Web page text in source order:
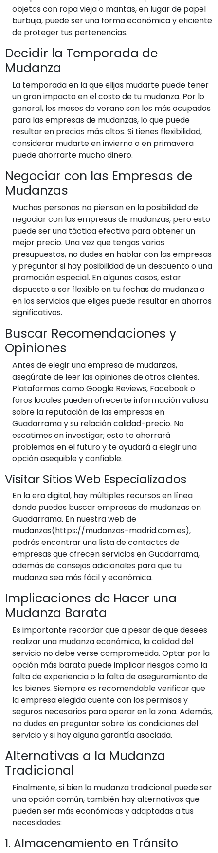
objetos con ropa vieja o mantas, en lugar de papel
burbuja, puede ser una forma económica y eficiente
de proteger tus pertenencias.
Decidir la Temporada de
Mudanza
La temporada en la que elijas mudarte puede tener
un gran impacto en el costo de tu mudanza. Por lo
general, los meses de verano son los más ocupados
para las empresas de mudanzas, lo que puede
resultar en precios más altos. Si tienes flexibilidad,
considerar mudarte en invierno o en primavera
puede ahorrarte mucho dinero.
Negociar con las Empresas de
Mudanzas
Muchas personas no piensan en la posibilidad de
negociar con las empresas de mudanzas, pero esto
puede ser una táctica efectiva para obtener un
mejor precio. Una vez que tengas varios
presupuestos, no dudes en hablar con las empresas
y preguntar si hay posibilidad de un descuento o una
promoción especial. En algunos casos, estar
dispuesto a ser flexible en tu fechas de mudanza o
en los servicios que eliges puede resultar en ahorros
significativos.
Buscar Recomendaciones y
Opiniones
Antes de elegir una empresa de mudanzas,
asegúrate de leer las opiniones de otros clientes.
Plataformas como Google Reviews, Facebook o
foros locales pueden ofrecerte información valiosa
sobre la reputación de las empresas en
Guadarrama y su relación calidad-precio. No
escatimes en investigar; esto te ahorrará
problemas en el futuro y te ayudará a elegir una
opción asequible y confiable.
Visitar Sitios Web Especializados
En la era digital, hay múltiples recursos en línea
donde puedes buscar empresas de mudanzas en
Guadarrama. En nuestra web de
mudanzas(https://mudanzas-madrid.com.es),
podrás encontrar una lista de contactos de
empresas que ofrecen servicios en Guadarrama,
además de consejos adicionales para que tu
mudanza sea más fácil y económica.
Implicaciones de Hacer una
Mudanza Barata
Es importante recordar que a pesar de que desees
realizar una mudanza económica, la calidad del
servicio no debe verse comprometida. Optar por la
opción más barata puede implicar riesgos como la
falta de experiencia o la falta de aseguramiento de
los bienes. Siempre es recomendable verificar que
la empresa elegida cuente con los permisos y
seguros necesarios para operar en la zona. Además,
no dudes en preguntar sobre las condiciones del
servicio y si hay alguna garantía asociada.
Alternativas a la Mudanza
Tradicional
Finalmente, si bien la mudanza tradicional puede ser
una opción común, también hay alternativas que
pueden ser más económicas y adaptadas a tus
necesidades:
1. Almacenamiento en Tránsito